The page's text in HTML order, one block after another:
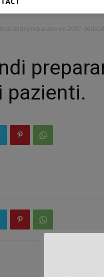
andi preparano un 2007
pazienti.